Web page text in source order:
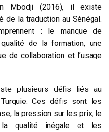
Mbodji (2016), il existe
de la traduction au Sénégal.
: le manque de
de la formation, une
de collaboration et l’usage
plusieurs défis liés au
Ces défis sont les
la pression sur les prix, le
la qualité inégale et les